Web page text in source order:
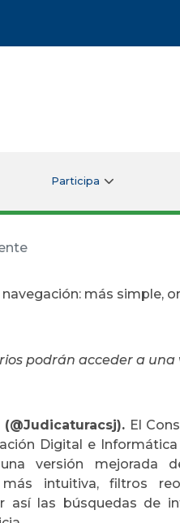
Participa
más simple,
podrán acceder a
El
Digital e
versión mejorada
intuitiva, filtros
así las búsquedas de